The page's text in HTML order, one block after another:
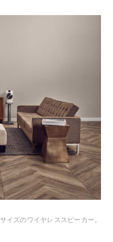
イズのワイヤレススピーカー。